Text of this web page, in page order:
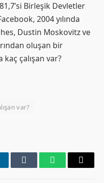
Birleşik Devletler
2004 yılında
Dustin Moskovitz ve
oluşan bir
kaç çalışan var?
var?
Tumblr WhatsAppEmail